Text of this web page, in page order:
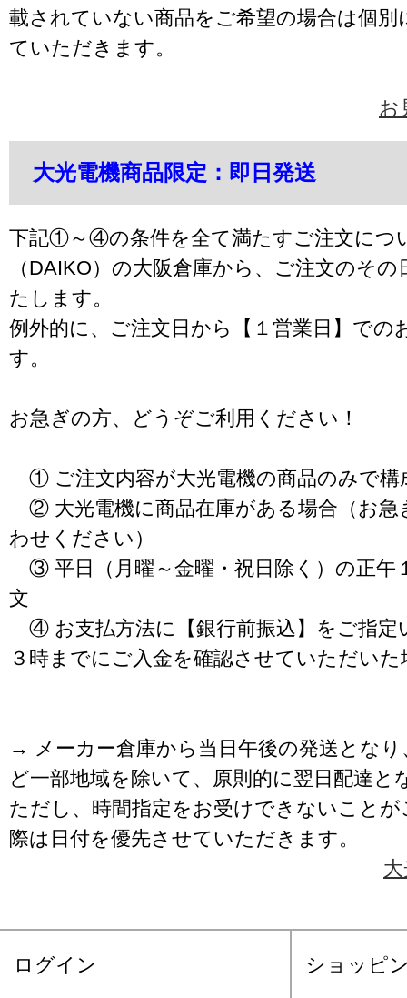
載されていない商品をご希望の場合は個別
ていただきます。
お
大光電機商品限定：即日発送
下記①～④の条件を全て満たすご注文につ
（DAIKO）の大阪倉庫から、ご注文のそ
たします。
例外的に、ご注文日から【１営業日】での
す。
お急ぎの方、どうぞご利用ください！
① ご注文内容が大光電機の商品のみで構
② 大光電機に商品在庫がある場合（お急
わせください）
③ 平日（月曜～金曜・祝日除く）の正午
文
④ お支払方法に【銀行前振込】をご指定
３時までにご入金を確認させていただいた
→ メーカー倉庫から当日午後の発送となり
ど一部地域を除いて、原則的に翌日配達と
ただし、時間指定をお受けできないこと
際は日付を優先させていただきます。
ログイン ショッピ